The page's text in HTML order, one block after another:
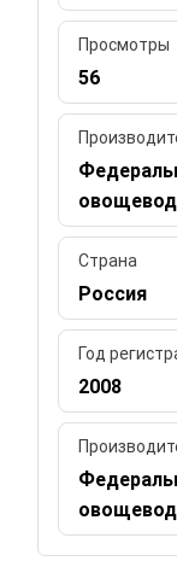
Просмотры
56
Страна
Россия
Год
2008